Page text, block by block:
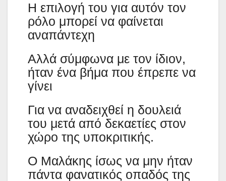
Η επιλογή του για αυτόν τον
ρόλο μπορεί να φαίνεται
αναπάντεχη
Αλλά σύμφωνα με τον ίδιον,
ήταν ένα βήμα που έπρεπε να
γίνει
Για να αναδειχθεί η δουλειά
του μετά από δεκαετίες στον
χώρο της υποκριτικής.
Ο Μαλάκης ίσως να μην ήταν
πάντα φανατικός οπαδός της